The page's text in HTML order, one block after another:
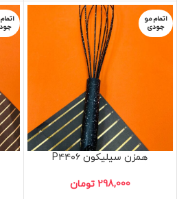
اتمام مو
جودی
همزن سیلیکون P۴۴۰۶
298,000 تومان